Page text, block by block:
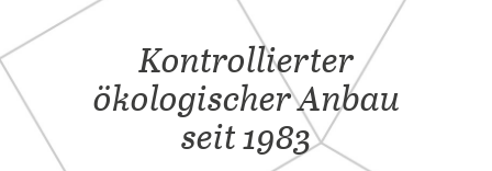
Kontrollierter
ökologischer Anbau
seit 1983